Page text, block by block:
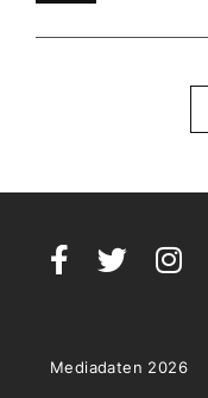
Mediadaten 2026